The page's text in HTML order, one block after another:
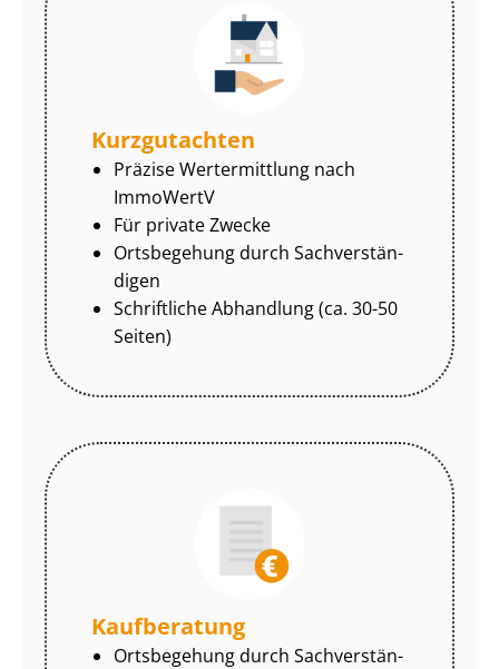
Kurzgutachten
Präzise Wertermittlung nach
ImmoWertV
Für private Zwecke
Ortsbegehung durch Sach­ver­stän­
di­gen
Schriftliche Abhandlung (ca. 30-50
Seiten)
Kaufberatung
Ortsbegehung durch Sach­ver­stän­